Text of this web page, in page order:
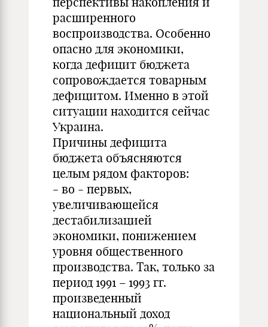
расширенного
воспроизводства. Особенно
опасно для экономики,
когда дефицит бюджета
сопровождается товарным
дефицитом. Именно в этой
ситуации находится сейчас
Украина.
Причины дефицита
бюджета объясняются
целым рядом факторов:
- во - первых,
увеличивающейся
дестабилизацией
экономики, понижением
уровня общественного
производства. Так, только за
период 1991 – 1993 гг.
произведенный
национальный доход